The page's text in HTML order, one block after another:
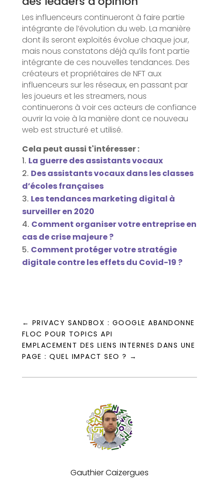
Les influenceurs continueront à faire partie
intégrante de l’évolution du web. La manière
dont ils seront exploités évolue chaque jour,
mais nous constatons déjà qu’ils font partie
intégrante de ces nouvelles tendances. Des
créateurs et propriétaires de NFT aux
influenceurs sur les réseaux, en passant par
les joueurs et les streamers, nous
continuerons à voir ces acteurs de confiance
ouvrir la voie à la manière dont ce nouveau
web est structuré et utilisé.
Cela peut aussi t'intéresser :
La guerre des assistants vocaux
Des assistants vocaux dans les classes
d’écoles françaises
Les tendances marketing digital à
surveiller en 2020
Comment organiser votre entreprise en
cas de crise majeure ?
Comment protéger votre stratégie
digitale contre les effets du Covid-19 ?
← PRIVACY SANDBOX : GOOGLE ABANDONNE
FLOC POUR TOPICS API
EMPLACEMENT DES LIENS INTERNES DANS UNE
PAGE : QUEL IMPACT SEO ? →
Gauthier Caizergues